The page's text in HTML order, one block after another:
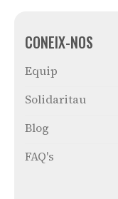
CONEIX-NOS
Equip
Solidaritau
Blog
FAQ's